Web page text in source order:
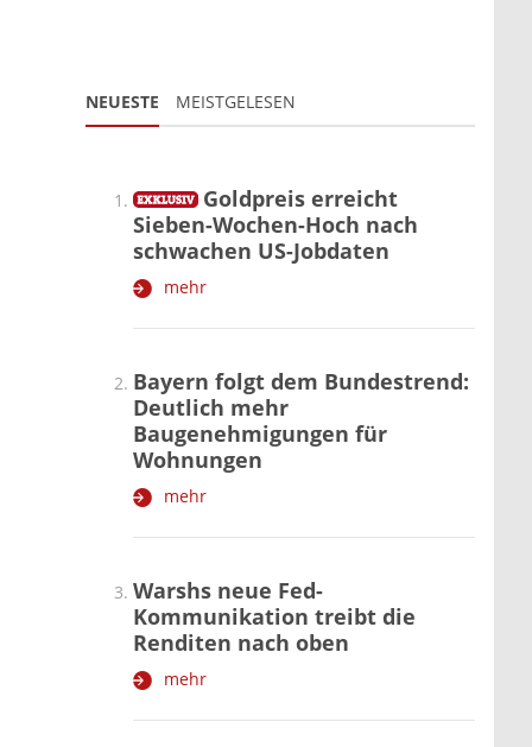
NEUESTE MEISTGELESEN
Goldpreis erreicht
Sieben-Wochen-Hoch nach
schwachen US-Jobdaten
mehr
Bayern folgt dem Bundestrend:
Deutlich mehr
Baugenehmigungen für
Wohnungen
mehr
Warshs neue Fed-
Kommunikation treibt die
Renditen nach oben
mehr